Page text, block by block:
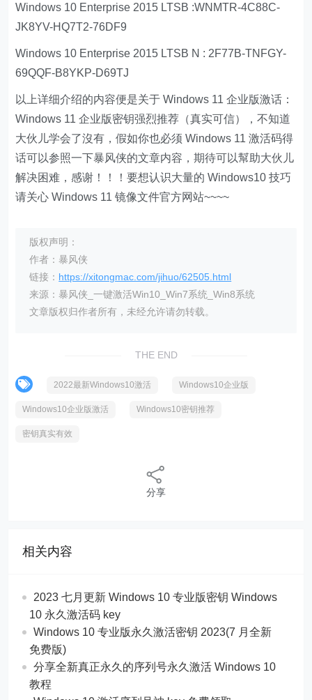
Windows 10 Enterprise 2015 LTSB :WNMTR-4C88C-
JK8YV-HQ7T2-76DF9
Windows 10 Enterprise 2015 LTSB N : 2F77B-TNFGY-
69QQF-B8YKP-D69TJ
以上详细介绍的内容便是关于 Windows 11 企业版激话：
Windows 11 企业版密钥强烈推荐（真实可信），不知道
大伙儿学会了沒有，假如你也必须 Windows 11 激活码得
话可以参照一下暴风侠的文章内容，期待可以幫助大伙儿
解决困难，感谢！！！要想认识大量的 Windows10 技巧
请关心 Windows 11 镜像文件官方网站~~~~
版权声明：
作者：暴风侠
链接： https://xitongmac.com/jihuo/62505.html
来源：暴风侠_一键激活Win10_Win7系统_Win8系统
文章版权归作者所有，未经允许请勿转载。
THE END
2022最新Windows10激活 Windows10企业版
Windows10企业版激活 Windows10密钥推荐
密钥真实有效
分享
相关内容
2023 七月更新 Windows 10 专业版密钥 Windows
10 永久激活码 key
Windows 10 专业版永久激活密钥 2023(7 月全新
免费版)
分享全新真正永久的序列号永久激活 Windows 10
教程